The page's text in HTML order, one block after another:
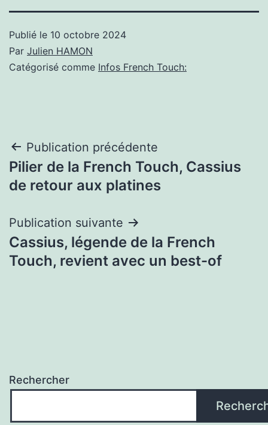
Publié le 10 octobre 2024
Par Julien HAMON
Catégorisé comme Infos French Touch:
Navigation
de
Publication précédente
Pilier de la French Touch, Cassius
de retour aux platines
Publication suivante
Cassius, légende de la French
Touch, revient avec un best-of
Rechercher